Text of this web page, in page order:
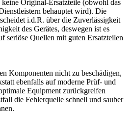
keine Original-Ersatzteile (obwohl das
behauptet wird). Die
i.d.R. über die Zuverlässigkeit
des Gerätes, deswegen ist es
seriöse Quellen mit guten Ersatzteilen
Komponenten nicht zu beschädigen,
ebenfalls auf moderne Prüf- und
Equipment zurückgreifen
die Fehlerquelle schnell und sauber